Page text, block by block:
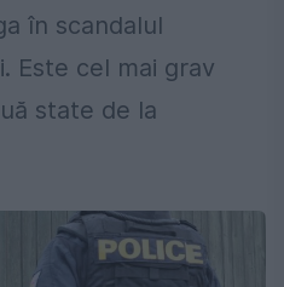
în scandalul
Este cel mai grav
state de la